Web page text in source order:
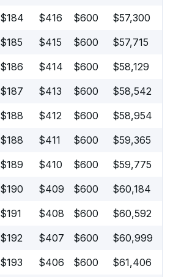
$184 $416 $600 $57,300
$185 $415 $600 $57,715
$186 $414 $600 $58,129
$187 $413 $600 $58,542
$188 $412 $600 $58,954
$188 $411 $600 $59,365
$189 $410 $600 $59,775
$190 $409 $600 $60,184
$191 $408 $600 $60,592
$192 $407 $600 $60,999
$193 $406 $600 $61,406